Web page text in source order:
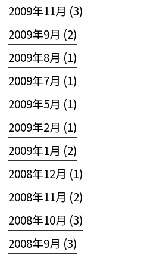
2009年11月 (3)
2009年9月 (2)
2009年8月 (1)
2009年7月 (1)
2009年5月 (1)
2009年2月 (1)
2009年1月 (2)
2008年12月 (1)
2008年11月 (2)
2008年10月 (3)
2008年9月 (3)